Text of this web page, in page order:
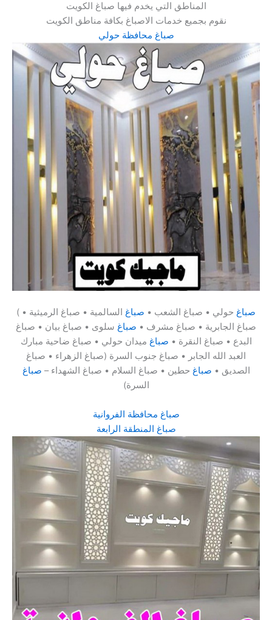
المناطق التي يخدم فيها صباغ الكويت
نقوم بجميع خدمات الاصباغ بكافة مناطق الكويت
صباغ محافظة حولي
( صباغ حولي • صباغ الشعب • صباغ السالمية • صباغ الرميثية •
صباغ الجابرية • صباغ مشرف • صباغ سلوى • صباغ بيان • صباغ
البدع • صباغ النقرة • صباغ ميدان حولي • صباغ ضاحية مبارك
العبد الله الجابر • صباغ جنوب السرة (صباغ الزهراء • صباغ
الصديق • صباغ حطين • صباغ السلام • صباغ الشهداء – صباغ
السرة)
صباغ محافظة الفروانية
صباغ المنطقة الرابعة